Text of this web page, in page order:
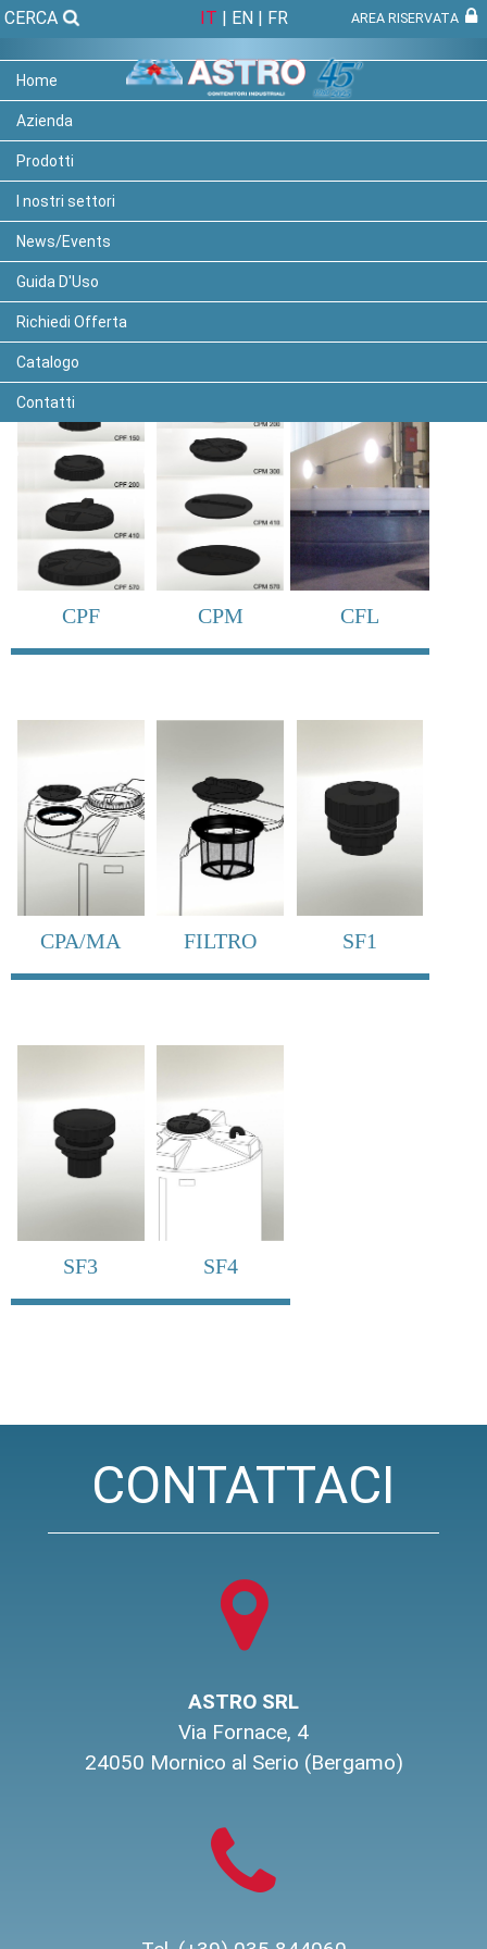
CERCA IT | EN| FR AREA RISERVATA
Home
Azienda
Prodotti
I nostri settori
News/Events
Guida D'Uso
Richiedi Offerta
Catalogo
Contatti
I Nostri Prodotti » Accessori » Serbatoi per Liquidi » Coperchi e Sfiati »
Coperchi a vite, flangiati e sfiati realizzati in Polietilene o
CPF CPM CFL
CPA/MA FILTRO SF1
SF3 SF4
CONTATTACI
ASTRO SRL
Via Fornace, 4
24050 Mornico al Serio (Bergamo)